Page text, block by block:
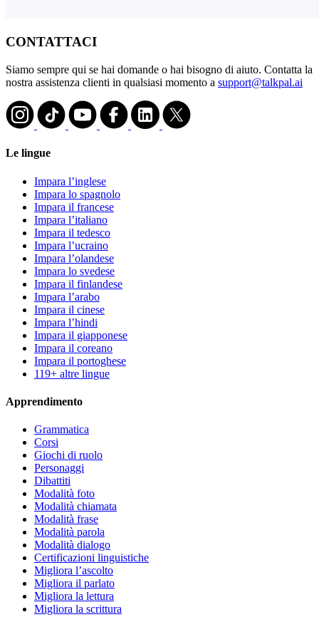
CONTATTACI
Siamo sempre qui se hai domande o hai bisogno di aiuto. Contatta la
nostra assistenza clienti in qualsiasi momento a support@talkpal.ai
Le lingue
Impara l’inglese
Impara lo spagnolo
Impara il francese
Impara l’italiano
Impara il tedesco
Impara l’ucraino
Impara l’olandese
Impara lo svedese
Impara il finlandese
Impara l’arabo
Impara il cinese
Impara l’hindi
Impara il giapponese
Impara il coreano
Impara il portoghese
119+ altre lingue
Apprendimento
Grammatica
Corsi
Giochi di ruolo
Personaggi
Dibattiti
Modalità foto
Modalità chiamata
Modalità frase
Modalità parola
Modalità dialogo
Certificazioni linguistiche
Migliora l’ascolto
Migliora il parlato
Migliora la lettura
Migliora la scrittura